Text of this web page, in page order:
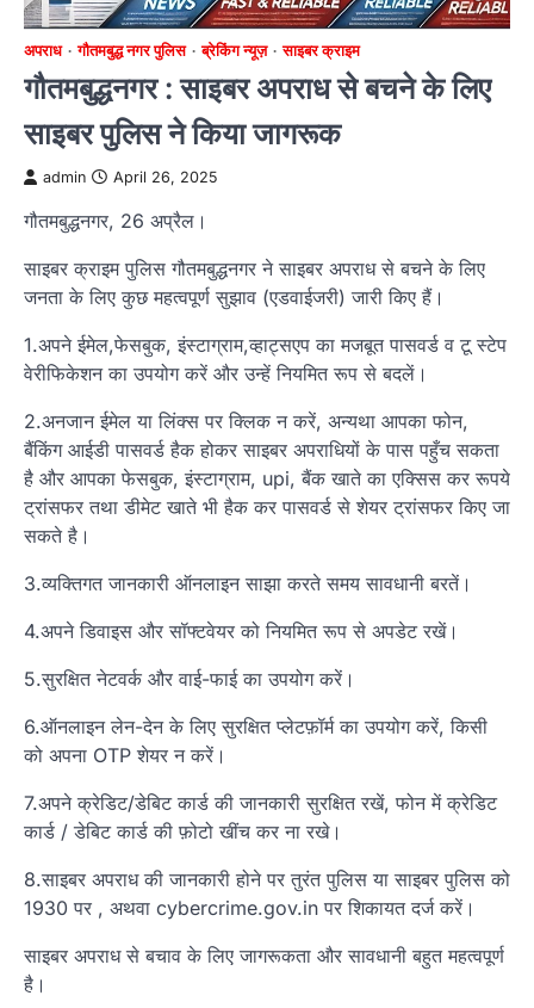
अपराध गौतमबुद्ध नगर पुलिस ब्रेकिंग न्यूज़ साइबर क्राइम
गौतमबुद्धनगर : साइबर अपराध से बचने के लिए
साइबर पुलिस ने किया जागरूक
admin April 26, 2025
गौतमबुद्धनगर, 26 अप्रैल।
साइबर क्राइम पुलिस गौतमबुद्धनगर ने साइबर अपराध से बचने के लिए
जनता के लिए कुछ महत्वपूर्ण सुझाव (एडवाईजरी) जारी किए हैं।
1.अपने ईमेल,फेसबुक, इंस्टाग्राम,व्हाट्सएप का मजबूत पासवर्ड व टू स्टेप
वेरीफिकेशन का उपयोग करें और उन्हें नियमित रूप से बदलें।
2.अनजान ईमेल या लिंक्स पर क्लिक न करें, अन्यथा आपका फोन,
बैंकिंग आईडी पासवर्ड हैक होकर साइबर अपराधियों के पास पहुँच सकता
है और आपका फेसबुक, इंस्टाग्राम, upi, बैंक खाते का एक्सिस कर रूपये
ट्रांसफर तथा डीमेट खाते भी हैक कर पासवर्ड से शेयर ट्रांसफर किए जा
सकते है।
3.व्यक्तिगत जानकारी ऑनलाइन साझा करते समय सावधानी बरतें।
4.अपने डिवाइस और सॉफ्टवेयर को नियमित रूप से अपडेट रखें।
5.सुरक्षित नेटवर्क और वाई-फाई का उपयोग करें।
6.ऑनलाइन लेन-देन के लिए सुरक्षित प्लेटफ़ॉर्म का उपयोग करें, किसी
को अपना OTP शेयर न करें।
7.अपने क्रेडिट/डेबिट कार्ड की जानकारी सुरक्षित रखें, फोन में क्रेडिट
कार्ड / डेबिट कार्ड की फ़ोटो खींच कर ना रखे।
8.साइबर अपराध की जानकारी होने पर तुरंत पुलिस या साइबर पुलिस को
1930 पर , अथवा cybercrime.gov.in पर शिकायत दर्ज करें।
साइबर अपराध से बचाव के लिए जागरूकता और सावधानी बहुत महत्वपूर्ण
है।